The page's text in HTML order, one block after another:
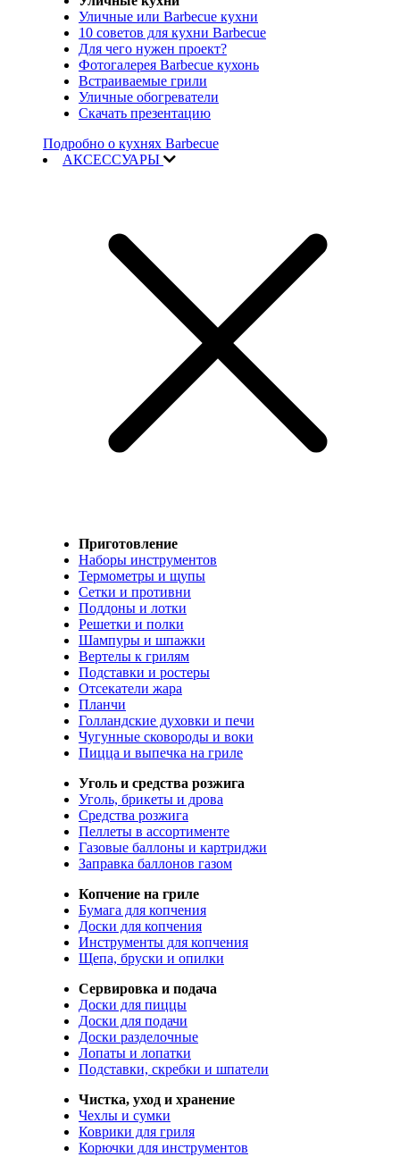
Уличные или Barbecue кухни
10 советов для кухни Barbecue
Для чего нужен проект?
Фотогалерея Barbecue кухонь
Встраиваемые грили
Уличные обогреватели
Скачать презентацию
Подробно о кухнях Barbecue
АКСЕССУАРЫ
Приготовление
Наборы инструментов
Термометры и щупы
Сетки и противни
Поддоны и лотки
Решетки и полки
Шампуры и шпажки
Вертелы к грилям
Подставки и ростеры
Отсекатели жара
Планчи
Голландские духовки и печи
Чугунные сковороды и воки
Пицца и выпечка на гриле
Уголь и средства розжига
Уголь, брикеты и дрова
Средства розжига
Пеллеты в ассортименте
Газовые баллоны и картриджи
Заправка баллонов газом
Копчение на гриле
Бумага для копчения
Доски для копчения
Инструменты для копчения
Щепа, бруски и опилки
Сервировка и подача
Доски для пиццы
Доски для подачи
Доски разделочные
Лопаты и лопатки
Подставки, скребки и шпатели
Чистка, уход и хранение
Чехлы и сумки
Коврики для гриля
Корючки для инструментов